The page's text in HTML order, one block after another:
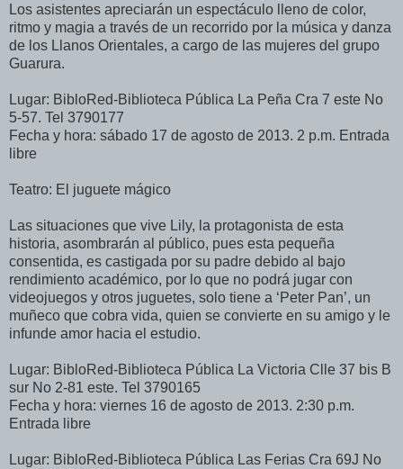
Los asistentes apreciarán un espectáculo lleno de color,
ritmo y magia a través de un recorrido por la música y danza
de los Llanos Orientales, a cargo de las mujeres del grupo
Guarura.
Lugar: BibloRed-Biblioteca Pública La Peña Cra 7 este No
5-57. Tel 3790177
Fecha y hora: sábado 17 de agosto de 2013. 2 p.m. Entrada
libre
Teatro: El juguete mágico
Las situaciones que vive Lily, la protagonista de esta
historia, asombrarán al público, pues esta pequeña
consentida, es castigada por su padre debido al bajo
rendimiento académico, por lo que no podrá jugar con
videojuegos y otros juguetes, solo tiene a ‘Peter Pan’, un
muñeco que cobra vida, quien se convierte en su amigo y le
infunde amor hacia el estudio.
Lugar: BibloRed-Biblioteca Pública La Victoria Clle 37 bis B
sur No 2-81 este. Tel 3790165
Fecha y hora: viernes 16 de agosto de 2013. 2:30 p.m.
Entrada libre
Lugar: BibloRed-Biblioteca Pública Las Ferias Cra 69J No